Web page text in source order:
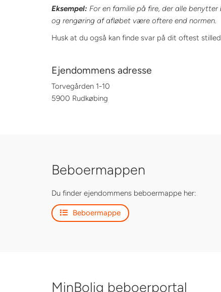
Eksempel: For en familie på fire, der alle
og rengøring af afløbet være oftere end normen.
Husk at du også kan finde svar på dit oftest
Ejendommens adresse
Torvegården 1-10
5900 Rudkøbing
Beboermappen
Du finder ejendommens beboermappe her:
Beboermappe
MinBolig beboerportal